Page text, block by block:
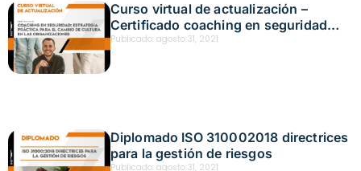
Curso virtual de actualización –
Certificado coaching en seguridad
estrategia práctica para el cambio
Publicado: agosto 31, 2021
Diplomado ISO 310002018 directrices
para la gestión de riesgos
Publicado: agosto 31, 2021